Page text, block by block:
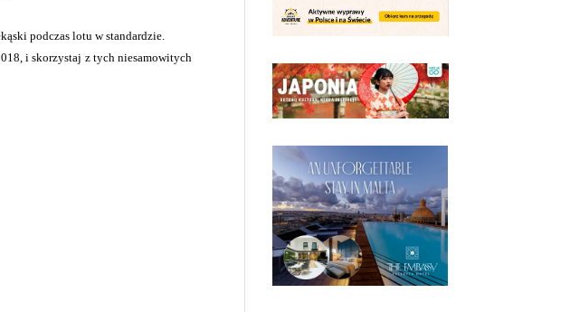
podczas lotu w standardzie.
i skorzystaj z tych niesamowitych